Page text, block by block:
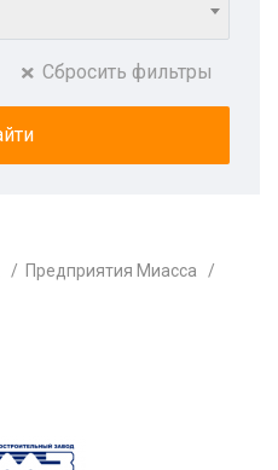
Сбросить фильтры
Предприятия Миасса